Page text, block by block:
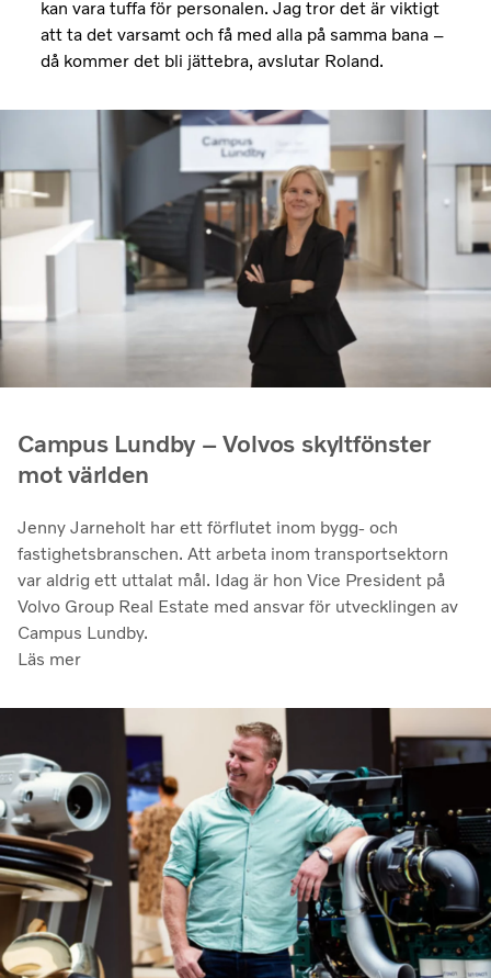
kan vara tuffa för personalen. Jag tror det är viktigt
att ta det varsamt och få med alla på samma bana –
då kommer det bli jättebra, avslutar Roland.
Campus Lundby – Volvos skyltfönster
mot världen
Jenny Jarneholt har ett förflutet inom bygg- och
fastighetsbranschen. Att arbeta inom transportsektorn
var aldrig ett uttalat mål. Idag är hon Vice President på
Volvo Group Real Estate med ansvar för utvecklingen av
Campus Lundby.
Läs mer